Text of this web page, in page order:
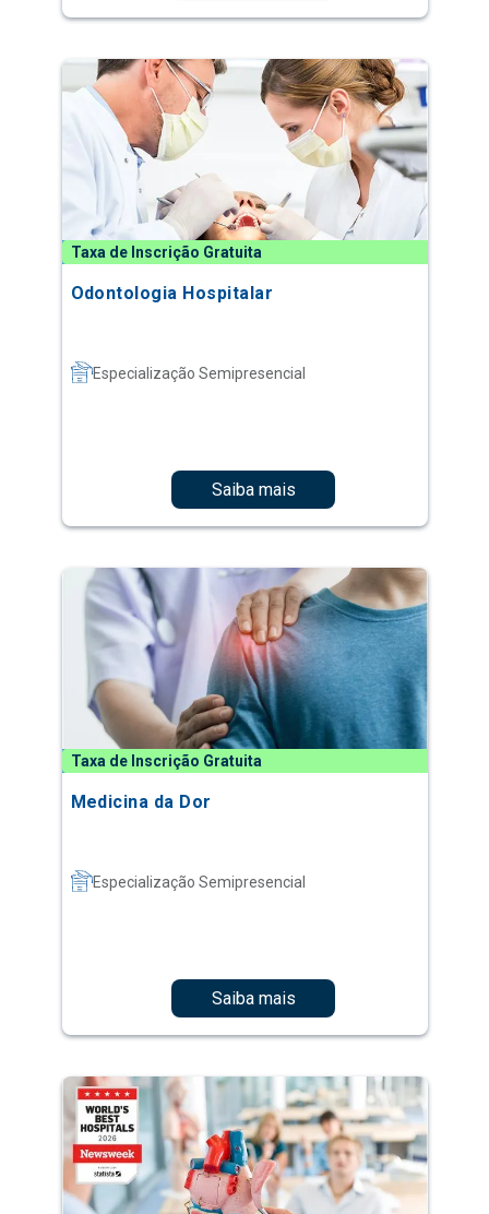
Taxa de Inscrição Gratuita
Odontologia Hospitalar
Especialização Semipresencial
Saiba mais
Taxa de Inscrição Gratuita
Medicina da Dor
Especialização Semipresencial
Saiba mais